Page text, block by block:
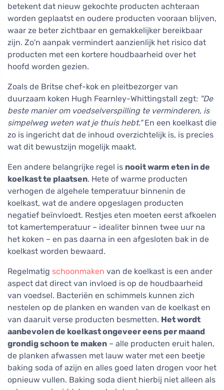
betekent dat nieuw gekochte producten achteraan
worden geplaatst en oudere producten vooraan blijven,
waar ze beter zichtbaar en gemakkelijker bereikbaar
zijn. Zo'n aanpak vermindert aanzienlijk het risico dat
producten met een kortere houdbaarheid over het
hoofd worden gezien.
Zoals de Britse chef-kok en pleitbezorger van
duurzaam koken Hugh Fearnley-Whittingstall zegt: "De
beste manier om voedselverspilling te verminderen, is
simpelweg weten wat je thuis hebt."En een koelkast die
zo is ingericht dat de inhoud overzichtelijk is, is precies
wat dit bewustzijn mogelijk maakt.
Een andere belangrijke regel is nooit warm eten in de
koelkast te plaatsen. Hete of warme producten
verhogen de algehele temperatuur binnenin de
koelkast, wat de andere opgeslagen producten
negatief beïnvloedt. Restjes eten moeten eerst afkoelen
tot kamertemperatuur – idealiter binnen twee uur na
het koken – en pas daarna in een afgesloten bak in de
koelkast worden bewaard.
Regelmatig schoonmaken van de koelkast is een ander
aspect dat direct van invloed is op de houdbaarheid
van voedsel. Bacteriën en schimmels kunnen zich
nestelen op de planken en wanden van de koelkast en
van daaruit verse producten besmetten. Het wordt
aanbevolen de koelkast ongeveer eens per maand
grondig schoon te maken – alle producten eruit halen,
de planken afwassen met lauw water met een beetje
baking soda of azijn en alles goed laten drogen voor het
opnieuw vullen. Baking soda dient hierbij niet alleen als